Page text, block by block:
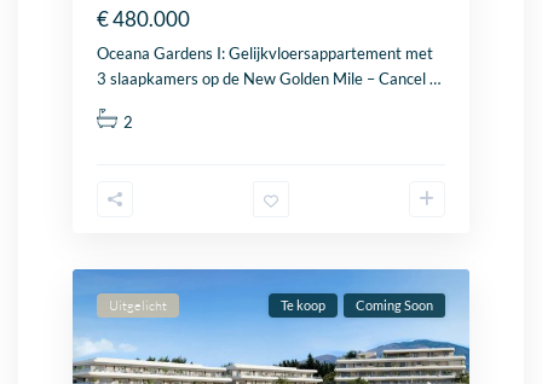
€ 480.000
Oceana Gardens I: Gelijkvloersappartement met
3 slaapkamers op de New Golden Mile – Cancel…
2
Uitgelicht Te koop Coming Soon